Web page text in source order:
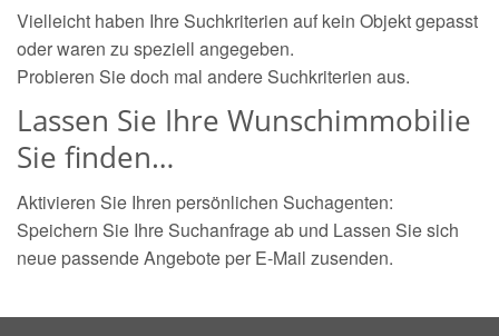
Vielleicht haben Ihre Suchkriterien auf kein Objekt gepasst
oder waren zu speziell angegeben.
Probieren Sie doch mal andere Suchkriterien aus.
Lassen Sie Ihre Wunschimmobilie
Sie finden…
Aktivieren Sie Ihren persönlichen Suchagenten:
Speichern Sie Ihre Suchanfrage ab und Lassen Sie sich
neue passende Angebote per E-Mail zusenden.